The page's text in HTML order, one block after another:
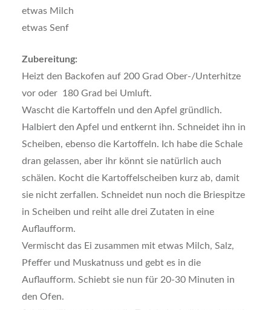
etwas Milch
etwas Senf
Zubereitung:
Heizt den Backofen auf 200 Grad Ober-/Unterhitze
vor oder 180 Grad bei Umluft.
Wascht die Kartoffeln und den Apfel gründlich.
Halbiert den Apfel und entkernt ihn. Schneidet ihn in
Scheiben, ebenso die Kartoffeln. Ich habe die Schale
dran gelassen, aber ihr könnt sie natürlich auch
schälen. Kocht die Kartoffelscheiben kurz ab, damit
sie nicht zerfallen. Schneidet nun noch die Briespitze
in Scheiben und reiht alle drei Zutaten in eine
Auflaufform.
Vermischt das Ei zusammen mit etwas Milch, Salz,
Pfeffer und Muskatnuss und gebt es in die
Auflaufform. Schiebt sie nun für 20-30 Minuten in
den Ofen.